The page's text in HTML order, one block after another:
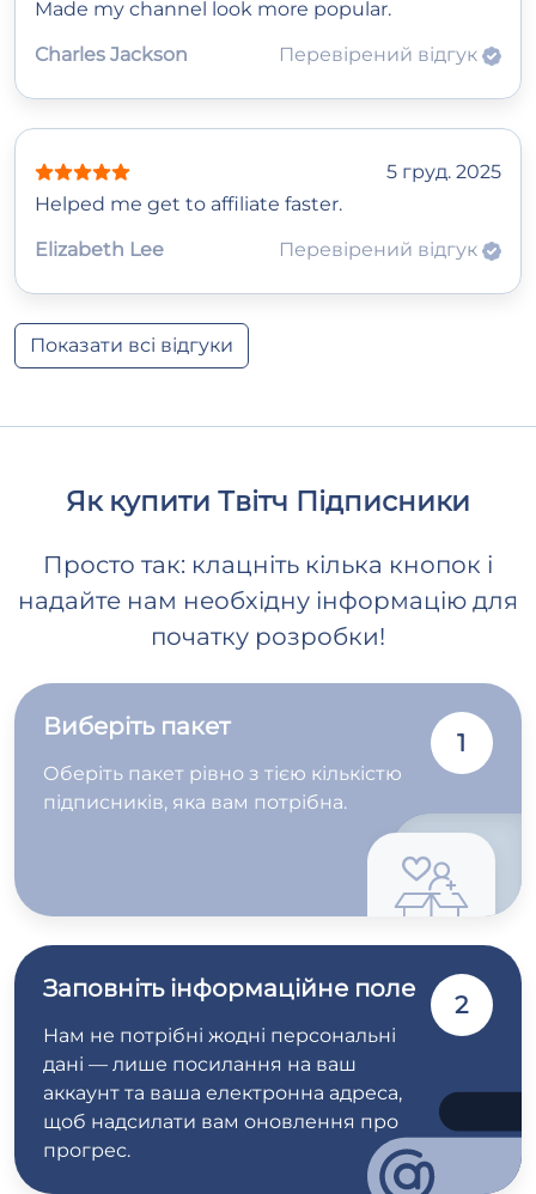
Made my channel look more popular.
Charles Jackson
Перевірений відгук
5 груд. 2025
Helped me get to affiliate faster.
Elizabeth Lee
Перевірений відгук
Показати всі відгуки
Як купити Твітч Підписники
Просто так: клацніть кілька кнопок і
надайте нам необхідну інформацію для
початку розробки!
Виберіть пакет
Оберіть пакет рівно з тією кількістю
підписників, яка вам потрібна.
1
Заповніть інформаційне поле
Нам не потрібні жодні персональні
дані — лише посилання на ваш
аккаунт та ваша електронна адреса,
щоб надсилати вам оновлення про
прогрес.
2